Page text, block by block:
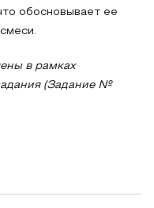
обосновывает ее
в рамках
(Задание №